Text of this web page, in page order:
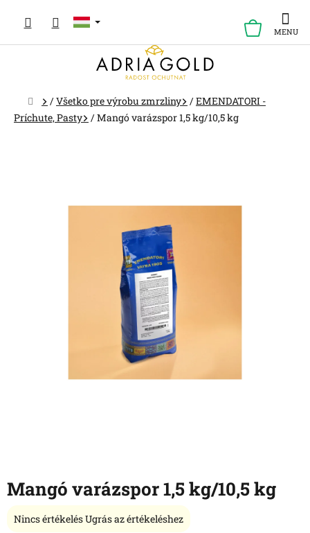
tartalomhoz
KOSÁR
Kezdőlap
/Všetko pre výrobu zmrzliny /EMENDATORI -
Príchute, Pasty
/Mangó varázspor 1,5 kg/10,5 kg
Mangó varázspor 1,5 kg/10,5 kg
A
Nincs értékelésUgrás az értékeléshez